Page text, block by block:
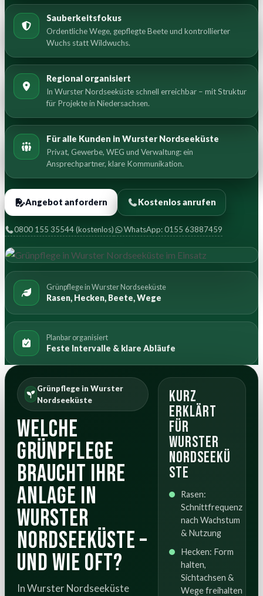
Sauberkeitsfokus
Ordentliche Wege, gepflegte Beete und kontrollierter
Wuchs statt Wildwuchs.
Regional organisiert
In Wurster Nordseeküste schnell erreichbar – mit Struktur
für Projekte in Niedersachsen.
Für alle Kunden in Wurster Nordseeküste
Privat, Gewerbe, WEG und Verwaltung: ein
Ansprechpartner, klare Kommunikation.
Angebot anfordern Kostenlos anrufen
0800 155 35544 (kostenlos) WhatsApp: 0155 63887459
Grünpflege in Wurster Nordseeküste
Rasen, Hecken, Beete, Wege
Planbar organisiert
Feste Intervalle & klare Abläufe
Grünpflege in Wurster
Nordseeküste
Welche
Grünpflege
braucht Ihre
Anlage in
Wurster
Nordseeküste –
und wie oft?
In Wurster Nordseeküste
Kurz
erklärt
für
Wurster
Nordseekü
ste
Rasen:
Schnittfrequenz
nach Wachstum
& Nutzung
Hecken: Form
halten,
Sichtachsen &
Wege freihalten